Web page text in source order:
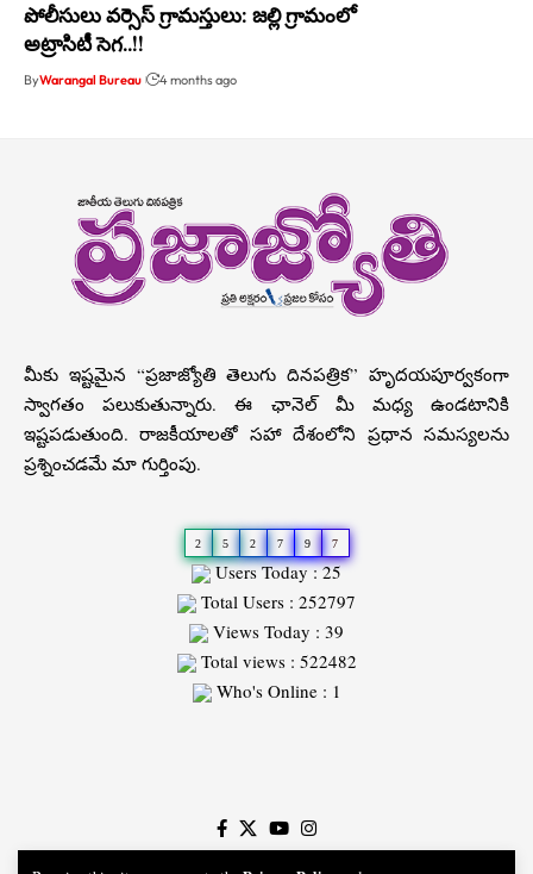
పోలీసులు వర్సెస్ గ్రామస్తులు: జల్లి గ్రామంలో
అట్రాసిటీ సెగ..!!
ByWarangal Bureau 4 months ago
మీకు ఇష్టమైన “ప్రజాజ్యోతి తెలుగు దినపత్రిక” హృదయపూర్వకంగా
స్వాగతం పలుకుతున్నారు. ఈ ఛానెల్ మీ మధ్య ఉండటానికి
ఇష్టపడుతుంది. రాజకీయాలతో సహా దేశంలోని ప్రధాన సమస్యలను
ప్రశ్నించడమే మా గుర్తింపు.
2 5 2 7 9 7
Users Today : 25
Total Users : 252797
Views Today : 39
Total views : 522482
Who's Online : 1